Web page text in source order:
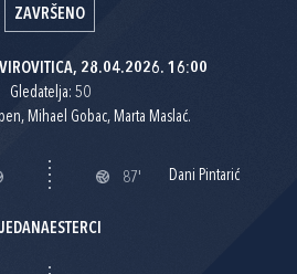
ZAVRŠENO
VIROVITICA, 28.04.2026. 16:00
Gledatelja: 50
Mihael Gobac, Marta Maslać.
87' Dani Pintarić